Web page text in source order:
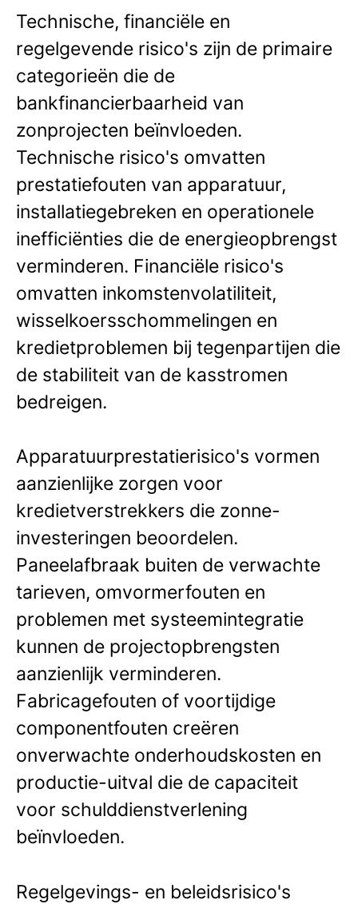
Technische, financiële en
regelgevende risico's zijn de primaire
categorieën die de
bankfinancierbaarheid van
zonprojecten beïnvloeden.
Technische risico's omvatten
prestatiefouten van apparatuur,
installatiegebreken en operationele
inefficiënties die de energieopbrengst
verminderen. Financiële risico's
omvatten inkomstenvolatiliteit,
wisselkoersschommelingen en
kredietproblemen bij tegenpartijen die
de stabiliteit van de kasstromen
bedreigen.
Apparatuurprestatierisico's vormen
aanzienlijke zorgen voor
kredietverstrekkers die zonne-
investeringen beoordelen.
Paneelafbraak buiten de verwachte
tarieven, omvormerfouten en
problemen met systeemintegratie
kunnen de projectopbrengsten
aanzienlijk verminderen.
Fabricagefouten of voortijdige
componentfouten creëren
onverwachte onderhoudskosten en
productie-uitval die de capaciteit
voor schulddienstverlening
beïnvloeden.
Regelgevings- en beleidsrisico's